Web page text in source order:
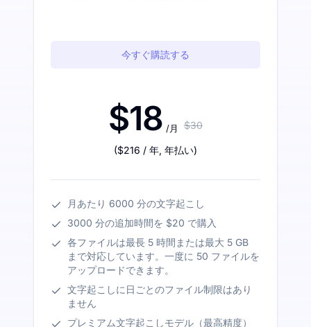
今すぐ購読する
$18 /月 $30
($216 / 年, 年払い)
月あたり 6000 分の文字起こし
3000 分の追加時間を $20 で購入
各ファイルは最長 5 時間または最大 5 GB
まで対応しています。一度に 50 ファイルを
アップロードできます。
文字起こしに日ごとのファイル制限はあり
ません
プレミアム文字起こしモデル（最高精度）